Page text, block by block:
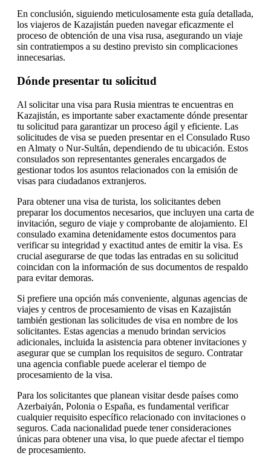
En conclusión, siguiendo meticulosamente esta guía detallada,
los viajeros de Kazajistán pueden navegar eficazmente el
proceso de obtención de una visa rusa, asegurando un viaje
sin contratiempos a su destino previsto sin complicaciones
innecesarias.
Dónde presentar tu solicitud
Al solicitar una visa para Rusia mientras te encuentras en
Kazajistán, es importante saber exactamente dónde presentar
tu solicitud para garantizar un proceso ágil y eficiente. Las
solicitudes de visa se pueden presentar en el Consulado Ruso
en Almaty o Nur-Sultán, dependiendo de tu ubicación. Estos
consulados son representantes generales encargados de
gestionar todos los asuntos relacionados con la emisión de
visas para ciudadanos extranjeros.
Para obtener una visa de turista, los solicitantes deben
preparar los documentos necesarios, que incluyen una carta de
invitación, seguro de viaje y comprobante de alojamiento. El
consulado examina detenidamente estos documentos para
verificar su integridad y exactitud antes de emitir la visa. Es
crucial asegurarse de que todas las entradas en su solicitud
coincidan con la información de sus documentos de respaldo
para evitar demoras.
Si prefiere una opción más conveniente, algunas agencias de
viajes y centros de procesamiento de visas en Kazajistán
también gestionan las solicitudes de visa en nombre de los
solicitantes. Estas agencias a menudo brindan servicios
adicionales, incluida la asistencia para obtener invitaciones y
asegurar que se cumplan los requisitos de seguro. Contratar
una agencia confiable puede acelerar el tiempo de
procesamiento de la visa.
Para los solicitantes que planean visitar desde países como
Azerbaiyán, Polonia o España, es fundamental verificar
cualquier requisito específico relacionado con invitaciones o
seguros. Cada nacionalidad puede tener consideraciones
únicas para obtener una visa, lo que puede afectar el tiempo
de procesamiento.